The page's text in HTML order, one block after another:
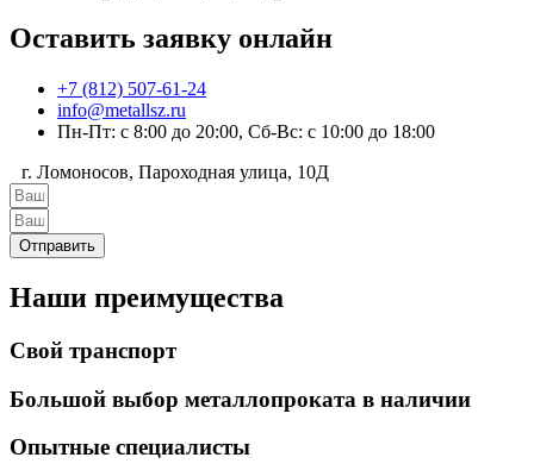
Оставить заявку онлайн
+7 (812) 507-61-24
info@metallsz.ru
Пн-Пт: с 8:00 до 20:00, Сб-Вс: с 10:00 до 18:00
г. Ломоносов, Пароходная улица, 10Д
Отправить
Наши преимущества
Свой транспорт
Большой выбор металлопроката в наличии
Опытные специалисты